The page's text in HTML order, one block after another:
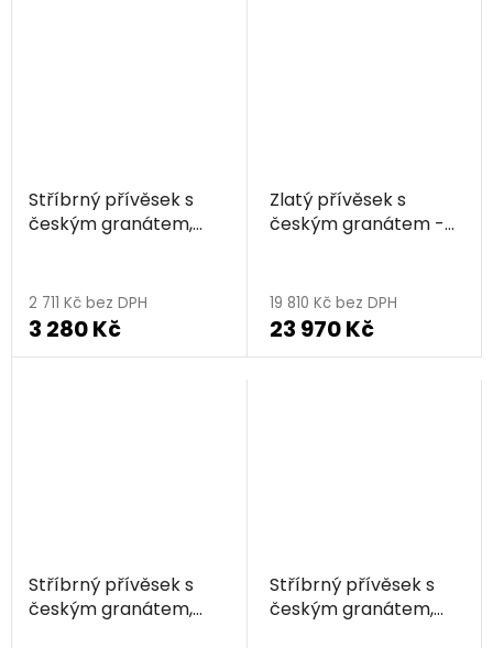
Stříbrný přívěsek s
českým granátem,
2 711 Kč bez DPH
3 280 Kč
Zlatý přívěsek s
českým granátem -
19 810 Kč bez DPH
23 970 Kč
Stříbrný přívěsek s
českým granátem,
Stříbrný přívěsek s
českým granátem,